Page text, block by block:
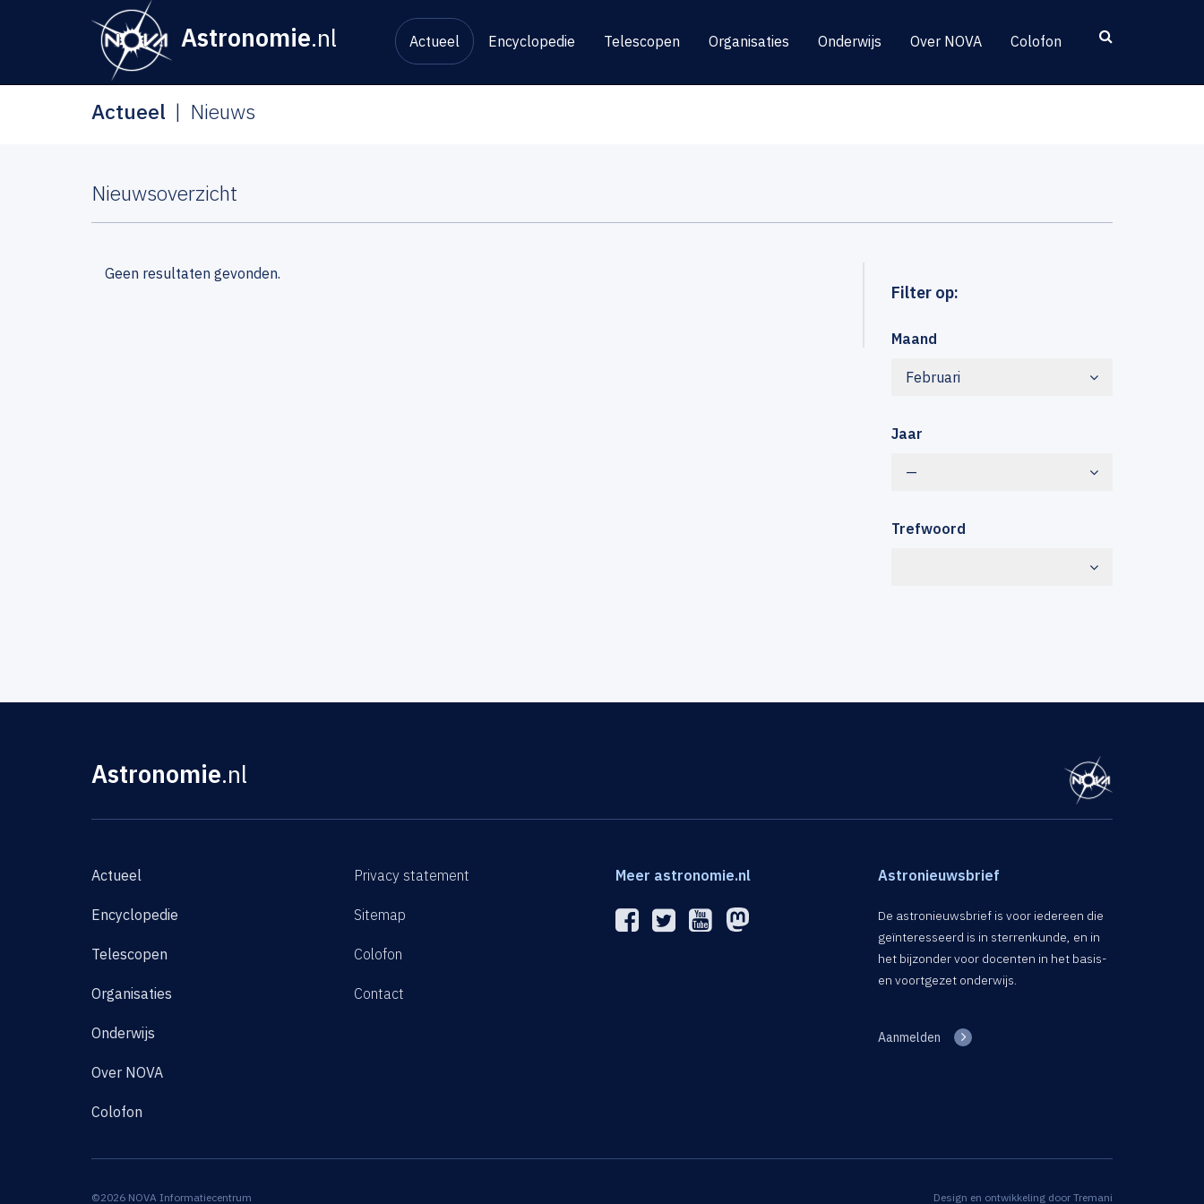
Astronomie.nl Actueel Encyclopedie Telescopen Organisaties Onderwijs Over NOVA Colofon
Actueel Nieuws
Nieuwsoverzicht
Filter op:
Maand
Februari
Jaar
—
Trefwoord
Geen resultaten gevonden.
Astronomie.nl
Actueel
Encyclopedie
Telescopen
Organisaties
Onderwijs
Over NOVA
Colofon
Privacy statement
Sitemap
Colofon
Contact
Meer astronomie.nl Astronieuwsbrief
De astronieuwsbrief is voor iedereen die
geïnteresseerd is in sterrenkunde, en in
het bijzonder voor docenten in het basis-
en voortgezet onderwijs.
Aanmelden
©2026 NOVA Informatiecentrum Design en ontwikkeling door Tremani